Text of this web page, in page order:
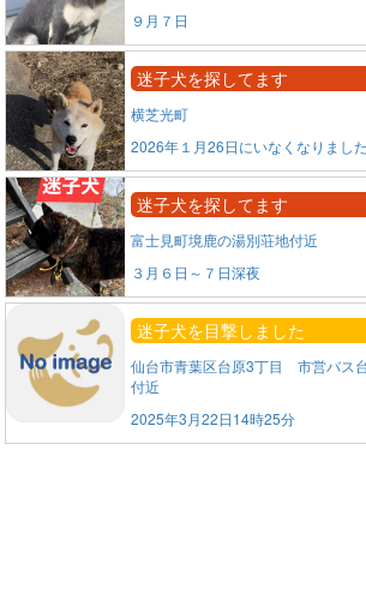
９月７日
迷子犬を探してます
横芝光町
2026年１月26日にいなくなりました
迷子犬を探してます
富士見町境鹿の湯別荘地付近
３月６日～７日深夜
迷子犬を目撃しました
仙台市青葉区台原3丁目 市営バス
付近
2025年3月22日14時25分